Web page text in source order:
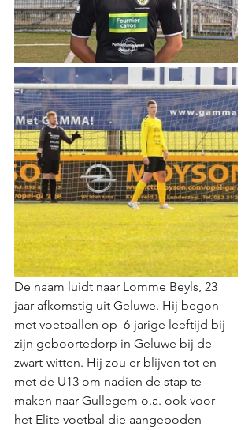
De naam luidt naar Lomme Beyls, 23
jaar afkomstig uit Geluwe. Hij begon
met voetballen op  6-jarige leeftijd bij
zijn geboortedorp in Geluwe bij de
zwart-witten. Hij zou er blijven tot en
met de U13 om nadien de stap te
maken naar Gullegem o.a. ook voor
het Elite voetbal die aangeboden